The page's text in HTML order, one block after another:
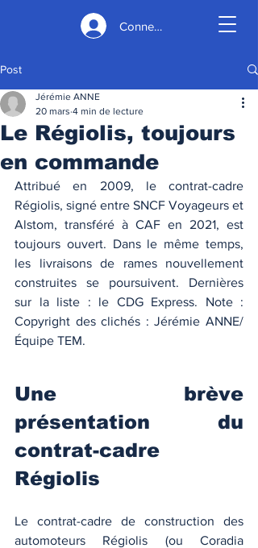
Connexion
Post
Le Régiolis, toujours
en commande
Jérémie ANNE
20 mars 4 min de lecture
Attribué en 2009, le contrat-cadre
Régiolis, signé entre SNCF Voyageurs et
Alstom, transféré à CAF en 2021, est
toujours ouvert. Dans le même temps,
les livraisons de rames nouvellement
construites se poursuivent. Dernières
sur la liste : le CDG Express. Note :
Copyright des clichés : Jérémie ANNE/
Équipe TEM.
Une brève
présentation du
contrat-cadre
Régiolis
Le contrat-cadre de construction des
automoteurs Régiolis (ou Coradia